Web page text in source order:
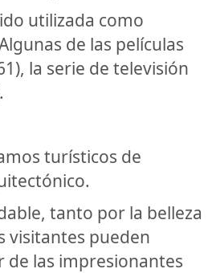
utilizada como
de las películas
la serie de televisión
turísticos de
tanto por la belleza
visitantes pueden
las impresionantes